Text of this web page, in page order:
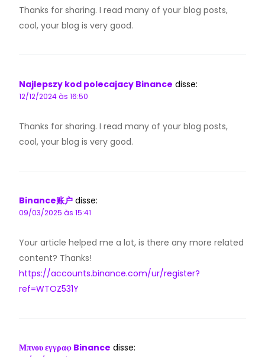
Thanks for sharing. I read many of your blog posts,
cool, your blog is very good.
Najlepszy kod polecajacy Binance disse:
12/12/2024 às 16:50
Thanks for sharing. I read many of your blog posts,
cool, your blog is very good.
Binance账户 disse:
09/03/2025 às 15:41
Your article helped me a lot, is there any more related
content? Thanks!
https://accounts.binance.com/ur/register?
ref=WTOZ531Y
Μπνου εγγραφ Binance disse: